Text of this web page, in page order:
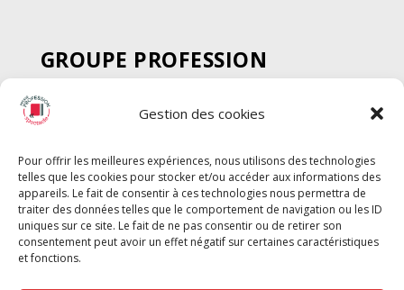
Gestion des cookies
Pour offrir les meilleures expériences, nous utilisons des technologies
telles que les cookies pour stocker et/ou accéder aux informations des
appareils. Le fait de consentir à ces technologies nous permettra de
traiter des données telles que le comportement de navigation ou les ID
uniques sur ce site. Le fait de ne pas consentir ou de retirer son
consentement peut avoir un effet négatif sur certaines caractéristiques
et fonctions.
GROUPE PROFESSION
SPECTACLE
Chèque Intermittents
Chèque Compta
Chèque Emploi Spectacle
G-Pods
Profession Audio-visuel